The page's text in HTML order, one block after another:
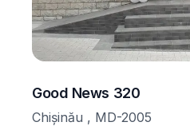
Good News 320
Chișinău , MD-2005